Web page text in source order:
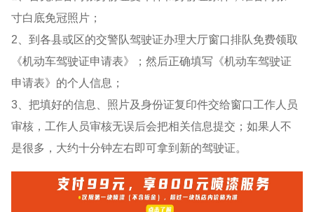
寸白底免冠照片；
2、到各县或区的交警队驾驶证办理大厅窗口排队免费领取
《机动车驾驶证申请表》；然后正确填写《机动车驾驶证
申请表》的个人信息；
3、把填好的信息、照片及身份证复印件交给窗口工作人员
审核，工作人员审核无误后会把相关信息提交；如果人不
是很多，大约十分钟左右即可拿到新的驾驶证。